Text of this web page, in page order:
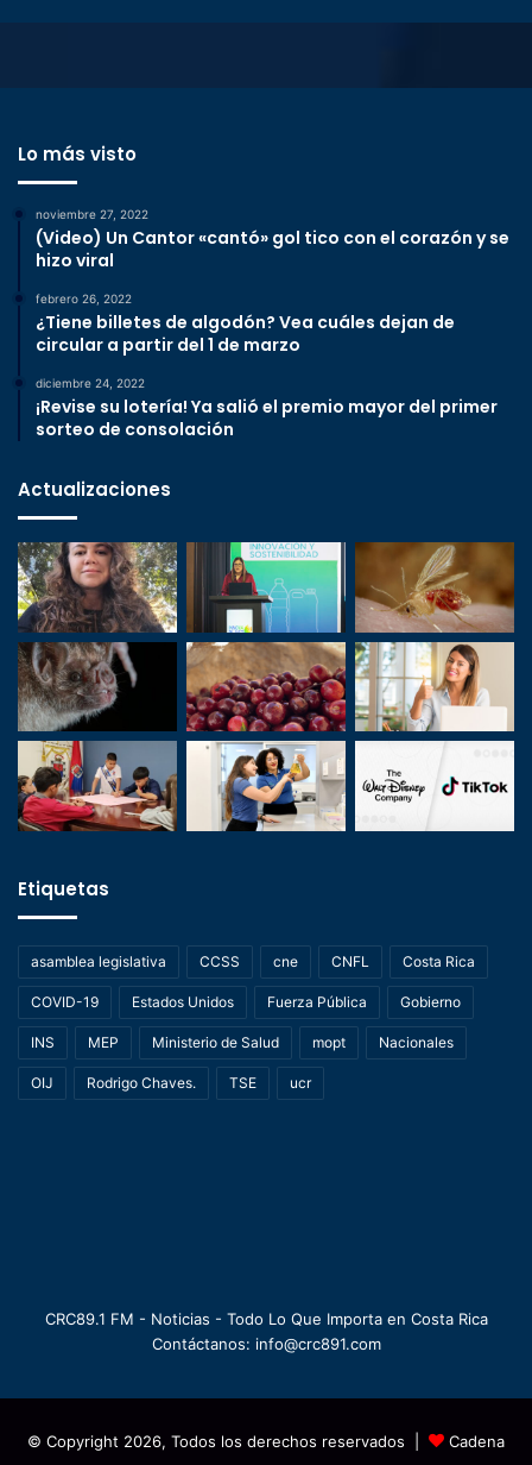
Lo más visto
noviembre 27, 2022
(Video) Un Cantor «cantó» gol tico con el corazón y se
hizo viral
febrero 26, 2022
¿Tiene billetes de algodón? Vea cuáles dejan de
circular a partir del 1 de marzo
diciembre 24, 2022
¡Revise su lotería! Ya salió el premio mayor del primer
sorteo de consolación
Actualizaciones
Etiquetas
asamblea legislativa CCSS cne CNFL Costa Rica
COVID-19 Estados Unidos Fuerza Pública Gobierno
INS MEP Ministerio de Salud mopt Nacionales
OIJ Rodrigo Chaves. TSE ucr
CRC89.1 FM - Noticias - Todo Lo Que Importa en Costa Rica
Contáctanos: info@crc891.com
© Copyright 2026, Todos los derechos reservados | Cadena